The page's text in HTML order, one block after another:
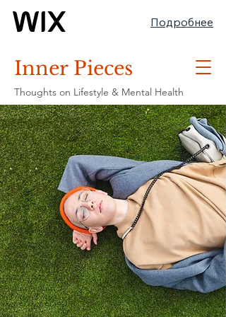
Подробнее